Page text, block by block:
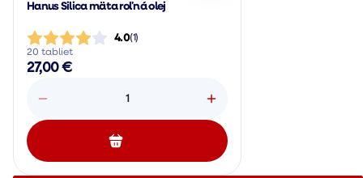
Hanus Silica mäta roľná olej
4.0(1)
20 tabliet
27,00 €
1